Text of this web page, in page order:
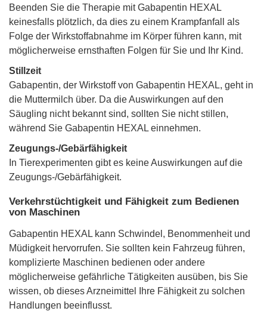
Beenden Sie die Therapie mit Gabapentin HEXAL
keinesfalls plötzlich, da dies zu einem Krampfanfall als
Folge der Wirkstoffabnahme im Körper führen kann, mit
möglicherweise ernsthaften Folgen für Sie und Ihr Kind.
Stillzeit
Gabapentin, der Wirkstoff von Gabapentin HEXAL, geht in
die Muttermilch über. Da die Auswirkungen auf den
Säugling nicht bekannt sind, sollten Sie nicht stillen,
während Sie Gabapentin HEXAL einnehmen.
Zeugungs-/Gebärfähigkeit
In Tierexperimenten gibt es keine Auswirkungen auf die
Zeugungs-/Gebärfähigkeit.
Verkehrstüchtigkeit und Fähigkeit zum Bedienen
von Maschinen
Gabapentin HEXAL kann Schwindel, Benommenheit und
Müdigkeit hervorrufen. Sie sollten kein Fahrzeug führen,
komplizierte Maschinen bedienen oder andere
möglicherweise gefährliche Tätigkeiten ausüben, bis Sie
wissen, ob dieses Arzneimittel Ihre Fähigkeit zu solchen
Handlungen beeinflusst.